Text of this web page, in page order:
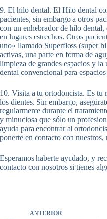
9. El hilo dental. El Hilo dental
pacientes, sin embargo a otros
con un enhebrador de hilo
en lugares estrechos. Otros
uno» llamado Superfloss (super
activas, una parte en forma de
limpieza de grandes espacios y
dental convencional para espacios
10. Visita a tu ortodoncista. Es tu
los dientes. Sin embargo,
regularmente durante el
y minuciosa que sólo un
ayuda para encontrar al
ponerte en contacto con nuestros,
Esperamos haberte ayudado, y
contacto con nosotros si tienes
ANTERIOR